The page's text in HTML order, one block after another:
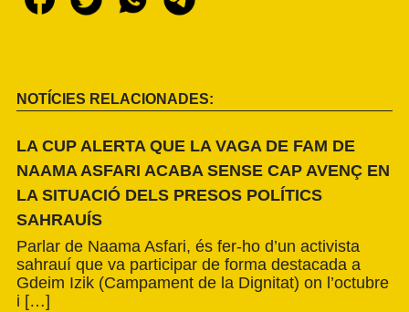
NOTÍCIES RELACIONADES:
LA CUP ALERTA QUE LA VAGA DE FAM DE
NAAMA ASFARI ACABA SENSE CAP AVENÇ EN
LA SITUACIÓ DELS PRESOS POLÍTICS
SAHRAUÍS
Parlar de Naama Asfari, és fer-ho d’un activista
sahrauí que va participar de forma destacada a
Gdeim Izik (Campament de la Dignitat) on l’octubre
i […]